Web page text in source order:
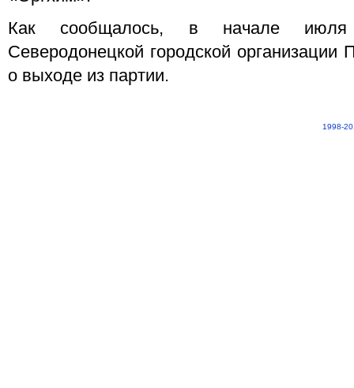
Как сообщалось, в начале
Северодонецкой городской организации
о выходе из партии.
1998-